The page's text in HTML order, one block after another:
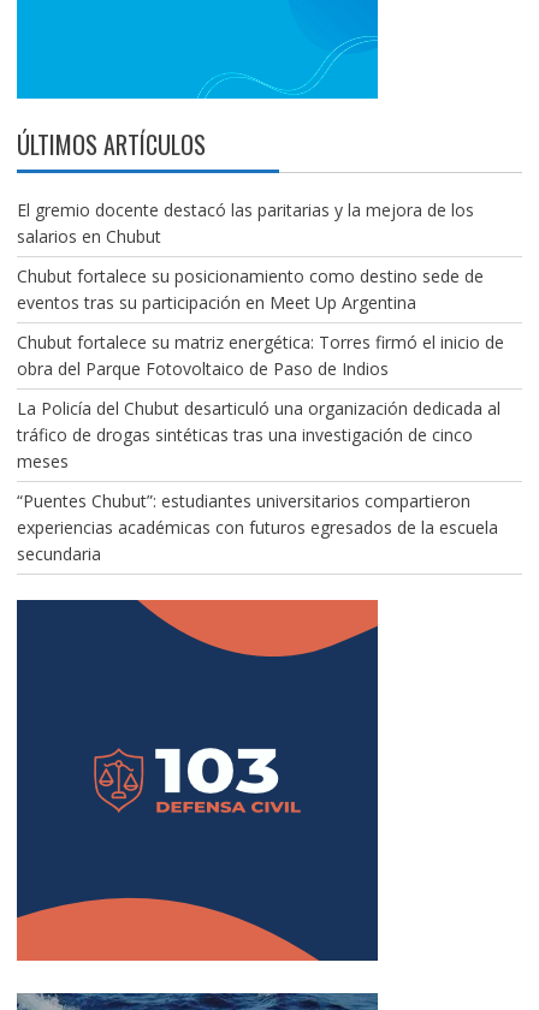
ÚLTIMOS ARTÍCULOS
El gremio docente destacó las paritarias y la mejora de los
salarios en Chubut
Chubut fortalece su posicionamiento como destino sede de
eventos tras su participación en Meet Up Argentina
Chubut fortalece su matriz energética: Torres firmó el inicio de
obra del Parque Fotovoltaico de Paso de Indios
La Policía del Chubut desarticuló una organización dedicada al
tráfico de drogas sintéticas tras una investigación de cinco
meses
“Puentes Chubut”: estudiantes universitarios compartieron
experiencias académicas con futuros egresados de la escuela
secundaria